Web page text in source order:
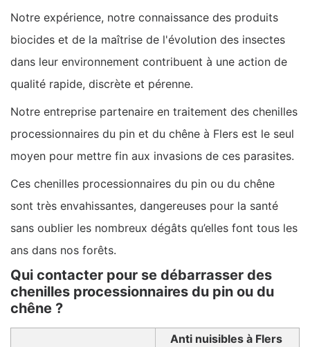
Notre expérience, notre connaissance des produits
biocides et de la maîtrise de l'évolution des insectes
dans leur environnement contribuent à une action de
qualité rapide, discrète et pérenne.
Notre entreprise partenaire en traitement des chenilles
processionnaires du pin et du chêne à Flers est le seul
moyen pour mettre fin aux invasions de ces parasites.
Ces chenilles processionnaires du pin ou du chêne
sont très envahissantes, dangereuses pour la santé
sans oublier les nombreux dégâts qu’elles font tous les
ans dans nos forêts.
Qui contacter pour se débarrasser des
chenilles processionnaires du pin ou du
chêne ?
Anti nuisibles à Flers